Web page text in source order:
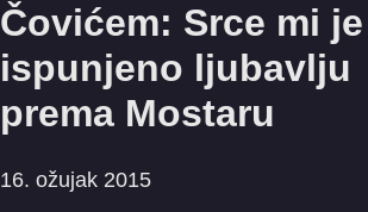
Čovićem: Srce mi je
ispunjeno ljubavlju
prema Mostaru
16. ožujak 2015